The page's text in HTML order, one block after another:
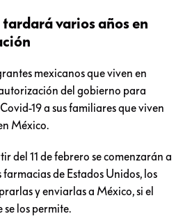
varios años en
mexicanos que viven en
del gobierno para
19 a sus familiares que viven
México.
del 11 de febrero se comenzarán a
de Estados Unidos, los
y enviarlas a México, si el
los permite.